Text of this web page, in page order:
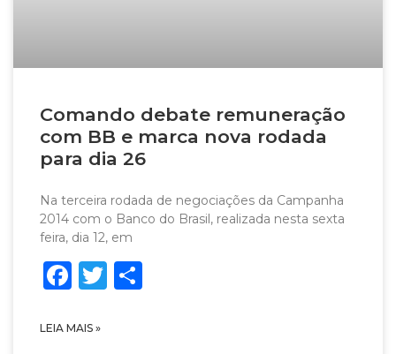
Comando debate remuneração
com BB e marca nova rodada
para dia 26
Na terceira rodada de negociações da Campanha
2014 com o Banco do Brasil, realizada nesta sexta
feira, dia 12, em
Facebook
Twitter
LEIA MAIS »